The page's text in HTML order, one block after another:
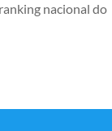
nacional do